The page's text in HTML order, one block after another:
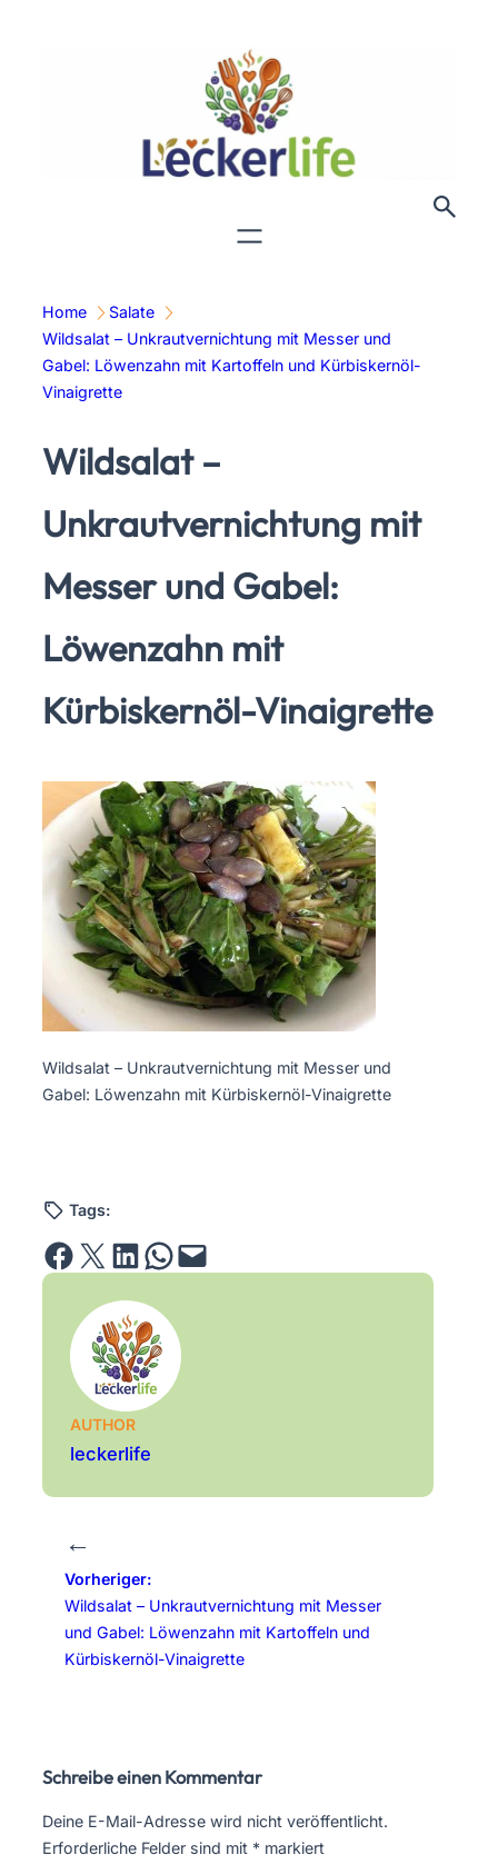
Home
Salate
Wildsalat – Unkrautvernichtung mit Messer und
Gabel: Löwenzahn mit Kartoffeln und Kürbiskernöl-
Vinaigrette
Wildsalat –
Unkrautvernichtung mit
Messer und Gabel:
Löwenzahn mit
Kürbiskernöl-Vinaigrette
Wildsalat – Unkrautvernichtung mit Messer und
Gabel: Löwenzahn mit Kürbiskernöl-Vinaigrette
Tags:
Share on Facebook Email this Page Share on LinkedIn Share on WhatsApp Email this Page
AUTHOR
leckerlife
←
Vorheriger:
Wildsalat – Unkrautvernichtung mit Messer
und Gabel: Löwenzahn mit Kartoffeln und
Kürbiskernöl-Vinaigrette
Schreibe einen Kommentar
Deine E-Mail-Adresse wird nicht veröffentlicht.
Erforderliche Felder sind mit * markiert